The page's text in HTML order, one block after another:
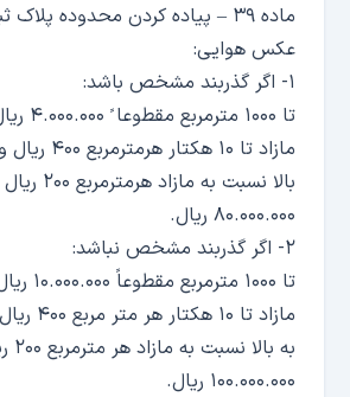
ماده ۳۹ – پیاده کردن محدوده
عکس هوایی:
۱- اگر گذربند مشخص باشد:
تا
بالا نسبت به
۸۰.۰۰۰.۰۰۰ ریال.
۲- اگر گذربند مشخص نباشد:
تا ۱۰۰۰
مازاد تا
۱۰۰.۰۰۰.۰۰۰ ریال.